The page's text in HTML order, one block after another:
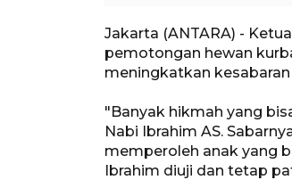
Jakarta (ANTARA) -
pemotongan hewan
meningkatkan
"Banyak hikmah yang
Nabi Ibrahim AS.
memperoleh anak yang
Ibrahim diuji dan tetap